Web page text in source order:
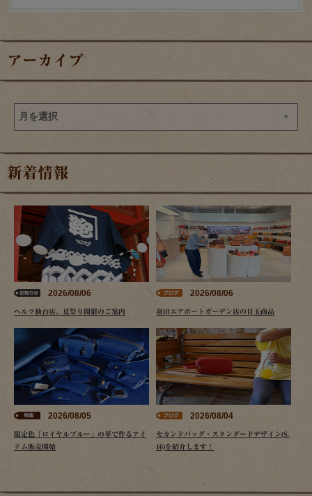
アーカイブ
新着情報
2026/08/06
ヘルツ仙台店、夏祭り開催のご案内
2026/08/06
羽田エアポートガーデン店の目玉商品
2026/08/05
限定色「ロイヤルブルー」の革で作るアイ
テム販売開始
2026/08/04
セカンドバッグ・スタンダードデザイン(S-
16)を紹介します！